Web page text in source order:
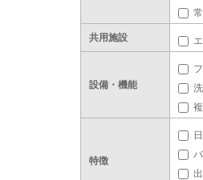
共用施設
設備・機能
特徴